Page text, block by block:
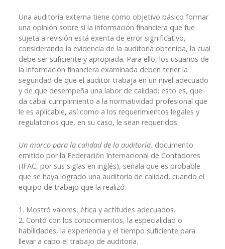
Una auditoría externa tiene como objetivo básico formar
una opinión sobre si la información financiera que fue
sujeta a revisión está exenta de error significativo,
considerando la evidencia de la auditoría obtenida, la cual
debe ser suficiente y apropiada. Para ello, los usuarios de
la información financiera examinada deben tener la
seguridad de que el auditor trabaja en un nivel adecuado
y de que desempeña una labor de calidad; esto es, que
da cabal cumplimiento a la normatividad profesional que
le es aplicable, así como a los requerimientos legales y
regulatorios que, en su caso, le sean requeridos.
Un marco para la calidad de la auditoría, documento
emitido por la Federación Internacional de Contadores
(IFAC, por sus siglas en inglés), señala que es probable
que se haya logrado una auditoría de calidad, cuando el
equipo de trabajo que la realizó:
1. Mostró valores, ética y actitudes adecuados.
2. Contó con los conocimientos, la especialidad o
habilidades, la experiencia y el tiempo suficiente para
llevar a cabo el trabajo de auditoría.